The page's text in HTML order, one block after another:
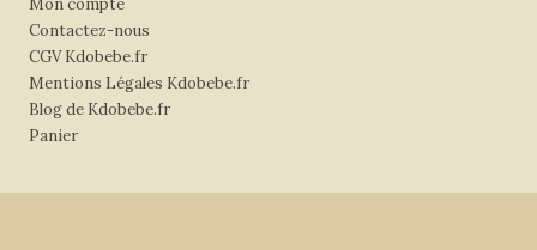
Mon compte
Contactez-nous
CGV Kdobebe.fr
Mentions Légales Kdobebe.fr
Blog de Kdobebe.fr
Panier